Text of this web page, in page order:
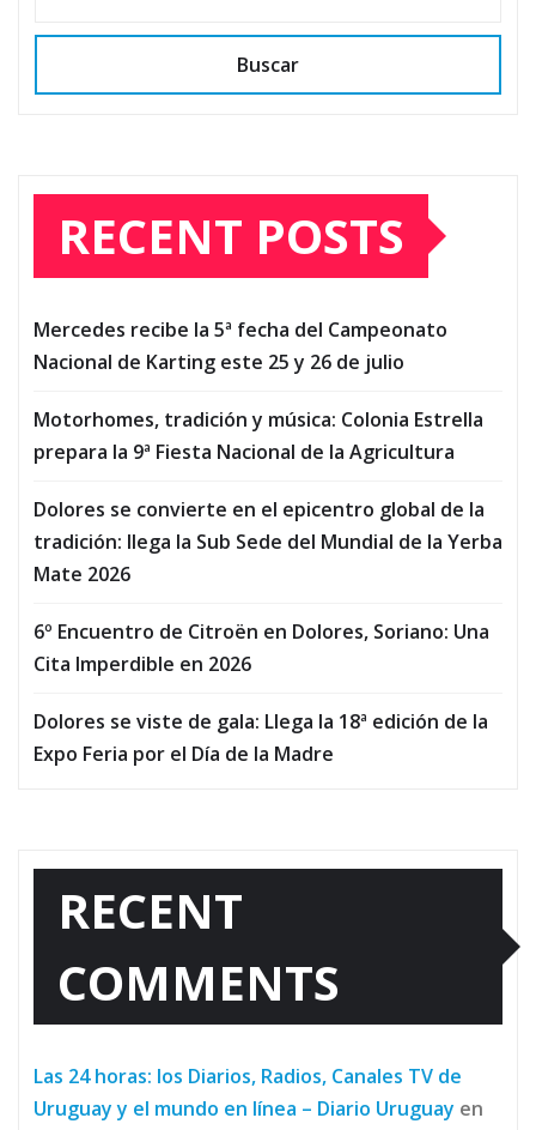
Buscar
RECENT POSTS
Mercedes recibe la 5ª fecha del Campeonato
Nacional de Karting este 25 y 26 de julio
Motorhomes, tradición y música: Colonia Estrella
prepara la 9ª Fiesta Nacional de la Agricultura
Dolores se convierte en el epicentro global de la
tradición: llega la Sub Sede del Mundial de la Yerba
Mate 2026
6º Encuentro de Citroën en Dolores, Soriano: Una
Cita Imperdible en 2026
Dolores se viste de gala: Llega la 18ª edición de la
Expo Feria por el Día de la Madre
RECENT
COMMENTS
Las 24 horas: los Diarios, Radios, Canales TV de
Uruguay y el mundo en línea – Diario Uruguay en